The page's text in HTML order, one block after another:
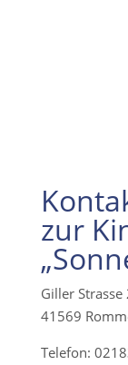
zur
Giller Strasse
41569
Telefon: